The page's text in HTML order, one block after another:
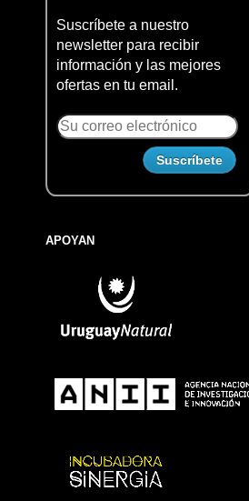
Suscríbete a nuestro
newsletter para recibir
información y las mejores
ofertas en tu email.
APOYAN